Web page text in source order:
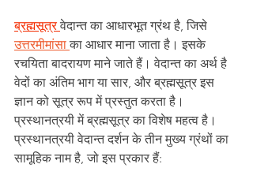
ब्रह्मसूत्र वेदान्त का आधारभूत ग्रंथ है, जिसे
उत्तरमीमांसा का आधार माना जाता है। इसके
रचयिता बादरायण माने जाते हैं। वेदान्त का अर्थ है
वेदों का अंतिम भाग या सार, और ब्रह्मसूत्र इस
ज्ञान को सूत्र रूप में प्रस्तुत करता है।
प्रस्थानत्रयी में ब्रह्मसूत्र का विशेष महत्व है।
प्रस्थानत्रयी वेदान्त दर्शन के तीन मुख्य ग्रंथों का
सामूहिक नाम है, जो इस प्रकार हैं: